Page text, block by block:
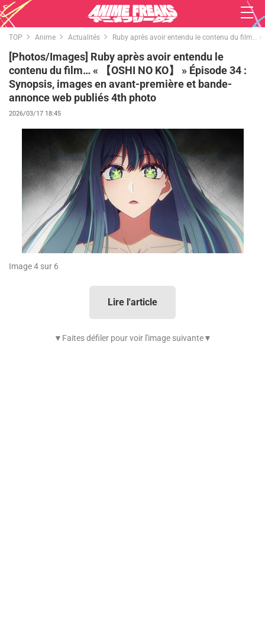
TOP Anime Actualités Ruby après avoir entendu le contenu du film…
[Photos/Images] Ruby après avoir entendu le
contenu du film… « 【OSHI NO KO】 » Épisode 34 :
Synopsis, images en avant-première et bande-
annonce web publiés 4th photo
2026/03/17 18:45
Image 4 sur 6
Lire l'article
▼Faites défiler pour voir l'image suivante▼